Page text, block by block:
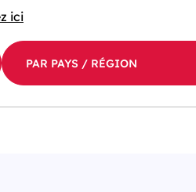
ici
PAR PAYS / RÉGION